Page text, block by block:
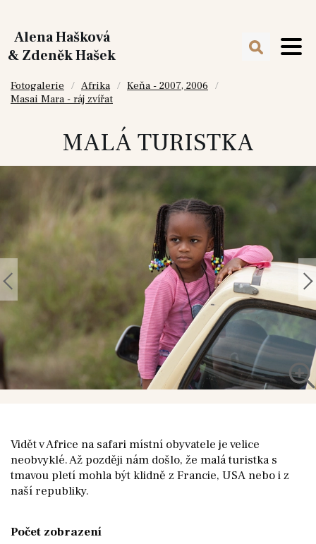
Alena Hašková
& Zdeněk Hašek
Fotogalerie Afrika
Keňa - 2007, 2006
Masai Mara - ráj zvířat
MALÁ TURISTKA
Vidět v Africe na safari místní obyvatele je velice
neobvyklé. Až později nám došlo, že malá turistka s
tmavou pletí mohla být klidně z Francie, USA nebo i z
naší republiky.
Počet zobrazení